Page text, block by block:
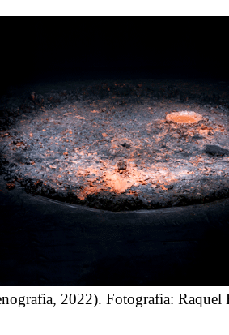
2022). Fotografia: Raquel